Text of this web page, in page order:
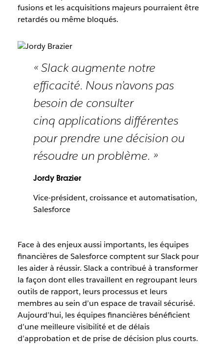
fusions et les acquisitions majeurs pourraient être
retardés ou même bloqués.
« Slack augmente notre
efficacité. Nous n’avons pas
besoin de consulter
cinq applications différentes
pour prendre une décision ou
résoudre un problème. »
Jordy Brazier
Vice-président, croissance et automatisation,
Salesforce
Face à des enjeux aussi importants, les équipes
financières de Salesforce comptent sur Slack pour
les aider à réussir. Slack a contribué à transformer
la façon dont elles travaillent en regroupant leurs
outils de rapport, leurs processus et leurs
membres au sein d’un espace de travail sécurisé.
Aujourd’hui, les équipes financières bénéficient
d’une meilleure visibilité et de délais
d’approbation et de prise de décision plus courts.